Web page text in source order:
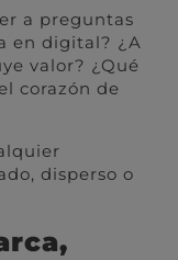
a preguntas
en digital? ¿A
valor? ¿Qué
corazón de
disperso o